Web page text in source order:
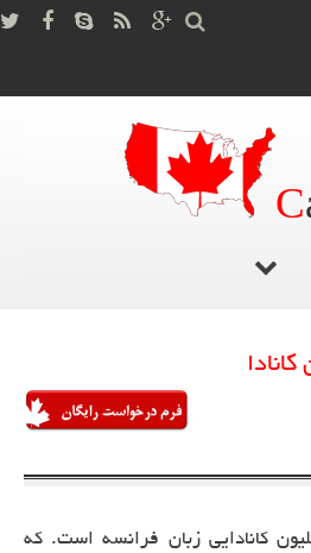
C
مادری حدود ۶٫۶ میلیون کانادایی زبان فرانسه است. که